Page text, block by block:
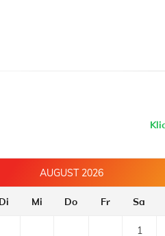
Terrasse
Stühle auf der Terrasse
AUGUST 2026
Di Mi Do Fr Sa
1